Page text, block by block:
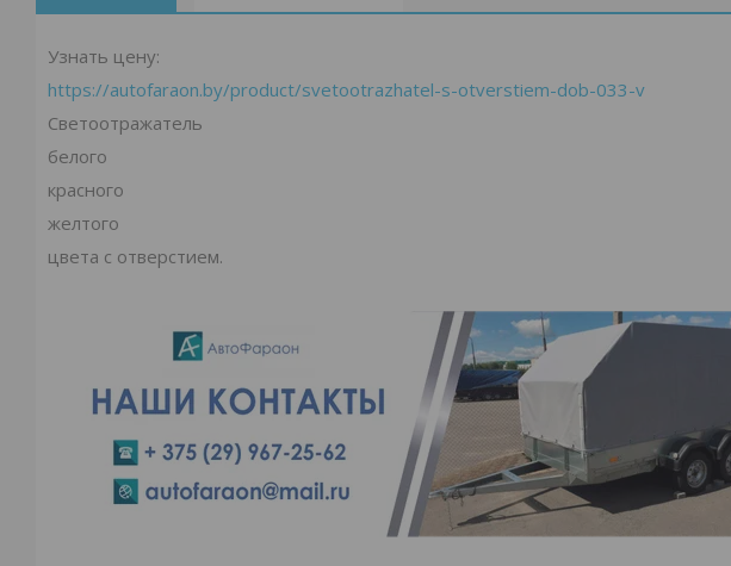
Узнать цену:
https://autofaraon.by/product/svetootrazhatel-s-otverstiem-dob-033-v
Светоотражатель
белого
красного
желтого
цвета с отверстием.